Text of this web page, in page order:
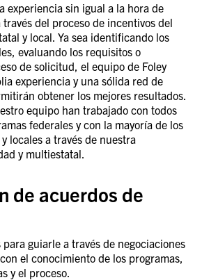
experiencia sin igual a la hora de
del proceso de incentivos del
y local. Ya sea identificando los
evaluando los requisitos o
de solicitud, el equipo de Foley
experiencia y una sólida red de
obtener los mejores resultados.
equipo han trabajado con todos
federales y con la mayoría de los
locales a través de nuestra
y multiestatal.
de acuerdos de
guiarle a través de negociaciones
el conocimiento de los programas,
y el proceso.